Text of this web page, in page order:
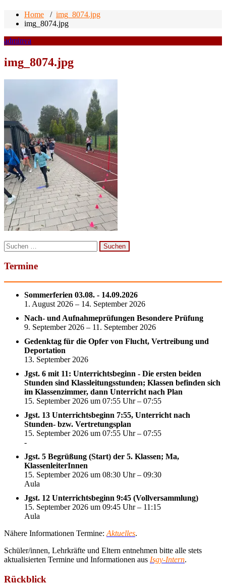
Home / img_8074.jpg
img_8074.jpg
adminva
img_8074.jpg
Suchen
nach:
Termine
Sommerferien 03.08. - 14.09.2026
1. August 2026 – 14. September 2026
Nach- und Aufnahmeprüfungen Besondere Prüfung
9. September 2026 – 11. September 2026
Gedenktag für die Opfer von Flucht, Vertreibung und
Deportation
13. September 2026
Jgst. 6 mit 11: Unterrichtsbeginn - Die ersten beiden
Stunden sind Klassleitungsstunden; Klassen befinden sich
im Klassenzimmer, dann Unterricht nach Plan
15. September 2026 um 07:55 Uhr – 07:55
Jgst. 13 Unterrichtsbeginn 7:55, Unterricht nach
Stunden- bzw. Vertretungsplan
15. September 2026 um 07:55 Uhr – 07:55
-
Jgst. 5 Begrüßung (Start) der 5. Klassen; Ma,
KlassenleiterInnen
15. September 2026 um 08:30 Uhr – 09:30
Aula
Jgst. 12 Unterrichtsbeginn 9:45 (Vollversammlung)
15. September 2026 um 09:45 Uhr – 11:15
Aula
Nähere Informationen Termine: Aktuelles.
Schüler/innen, Lehrkräfte und Eltern entnehmen bitte alle stets
aktualisierten Termine und Informationen aus Isgy-Intern.
Rückblick